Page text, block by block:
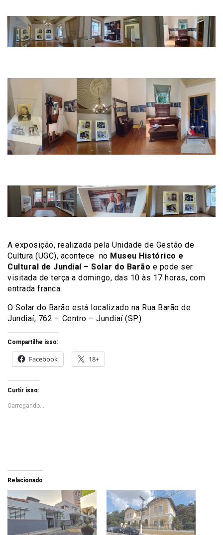
A exposição, realizada pela Unidade de Gestão de
Cultura (UGC), acontece no Museu Histórico e
Cultural de Jundiaí – Solar do Barão e pode ser
visitada de terça a domingo, das 10 às 17 horas, com
entrada franca.
O Solar do Barão está localizado na Rua Barão de
Jundiaí, 762 – Centro – Jundiaí (SP).
Compartilhe isso:
Facebook 18+
Curtir isso:
Carregando...
Relacionado